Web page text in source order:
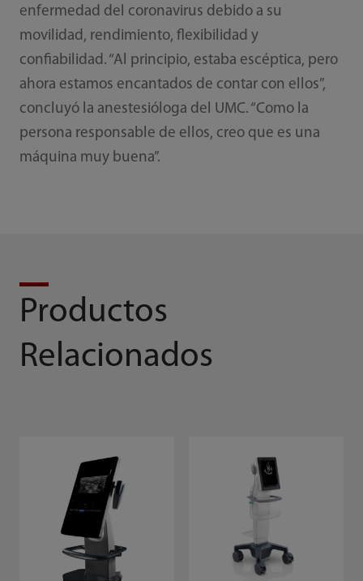
enfermedad del coronavirus debido a su
movilidad, rendimiento, flexibilidad y
confiabilidad. “Al principio, estaba escéptica, pero
ahora estamos encantados de contar con ellos”,
concluyó la anestesióloga del UMC. “Como la
persona responsable de ellos, creo que es una
máquina muy buena”.
Productos
Relacionados